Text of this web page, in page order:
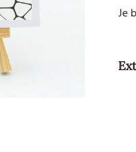
Je